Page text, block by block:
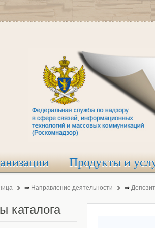
Продукты и
⇒ Направление деятельности ⇒
каталога